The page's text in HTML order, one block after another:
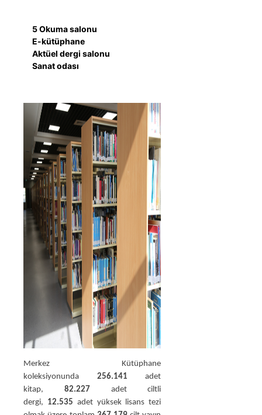
5 Okuma salonu
E-kütüphane
Aktüel dergi salonu
Sanat odası
Merkez Kütüphane
koleksiyonunda 256.141 adet
kitap, 82.227 adet ciltli
dergi, 12.535 adet yüksek lisans tezi